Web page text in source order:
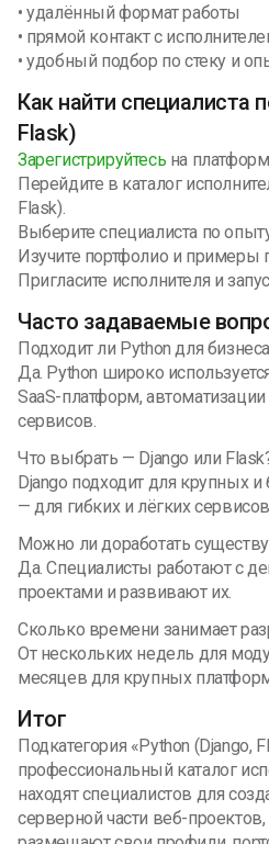
• удалённый формат работы
• прямой контакт с
• удобный подбор по стеку и
Как найти специалиста
Flask)
Зарегистрируйтесь на
Перейдите в каталог
Flask).
Выберите специалиста по
Изучите портфолио и примеры
Пригласите исполнителя и
Часто задаваемые
Подходит ли Python для
Да. Python широко
SaaS-платформ, автоматизации
сервисов.
Что выбрать — Django или
Django подходит для крупных
— для гибких и лёгких сервисов.
Можно ли доработать
Да. Специалисты работают с
проектами и развивают их.
Сколько времени занимает
От нескольких недель для
месяцев для крупных
Итог
Подкатегория «Python (Django,
профессиональный каталог
находят специалистов для
серверной части веб-